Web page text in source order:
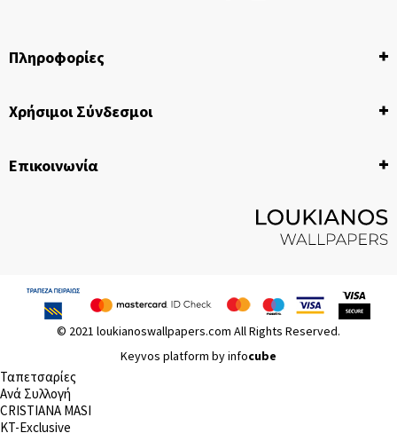
Πληροφορίες
Επικοινωνία
Χρήσιμοι Σύνδεσμοι
Τρόποι Αποστολής
Επικοινωνία
© 2021 loukianoswallpapers.com All Rights Reserved.
Keyvos platform by infocube
Ταπετσαρίες
Aνά Συλλογή
CRISTIANA MASI
KT-Exclusive